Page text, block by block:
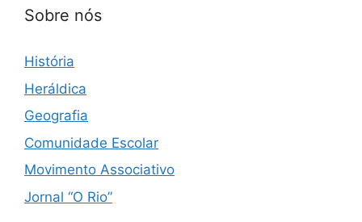
Sobre nós
História
Heráldica
Geografia
Comunidade Escolar
Movimento Associativo
Jornal “O Rio”